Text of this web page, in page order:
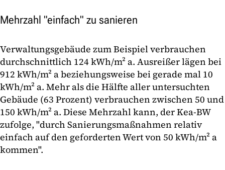
Mehrzahl "einfach" zu sanieren
Verwaltungsgebäude zum Beispiel verbrauchen
durchschnittlich 124 kWh/m² a. Ausreißer lägen bei
912 kWh/m² a beziehungsweise bei gerade mal 10
kWh/m² a. Mehr als die Hälfte aller untersuchten
Gebäude (63 Prozent) verbrauchen zwischen 50 und
150 kWh/m² a. Diese Mehrzahl kann, der Kea-BW
zufolge, "durch Sanierungsmaßnahmen relativ
einfach auf den geforderten Wert von 50 kWh/m² a
kommen".